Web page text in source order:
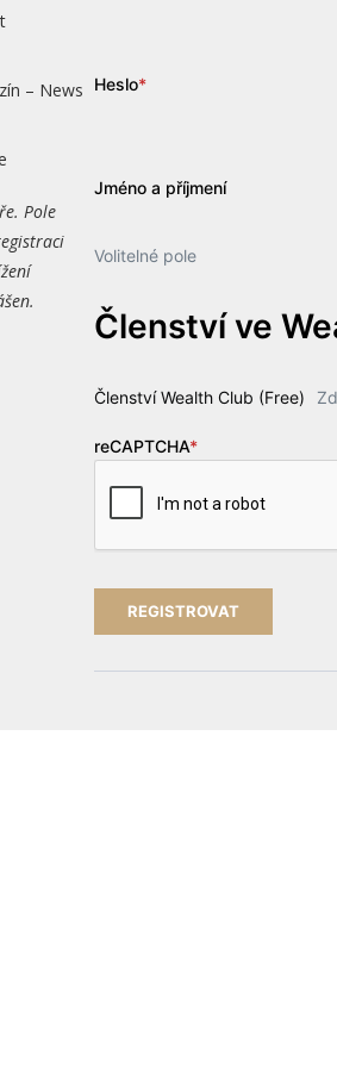
– News
Pole
Heslo*
Jméno a příjmení
Volitelné pole
Členství ve
Členství Wealth Club (Free)
reCAPTCHA*